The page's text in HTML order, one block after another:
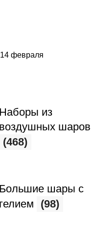
14 февраля
Наборы из
воздушных шаров
(468)
Большие шары с
гелием
(98)